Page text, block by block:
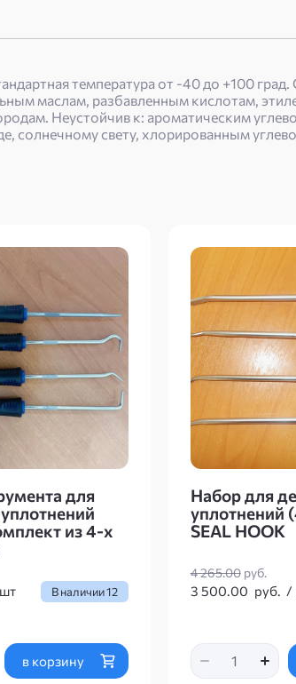
температура от -40 до +100
маслам, разбавленным кислотам,
Неустойчив к: ароматическим
свету, хлорированным
для
из 4-х
В наличии12
шт
в корзину
Набор для
уплотнений
SEAL HOOK
4 265.00 руб.
3 500.00 руб. /